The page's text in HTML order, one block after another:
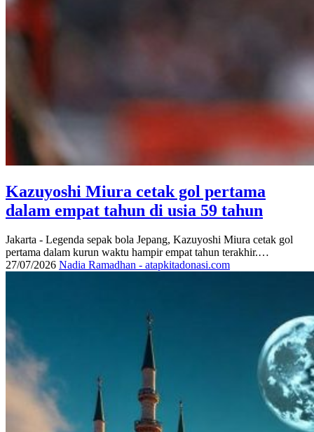
Kazuyoshi Miura cetak gol pertama
dalam empat tahun di usia 59 tahun
Jakarta - Legenda sepak bola Jepang, Kazuyoshi Miura cetak gol
pertama dalam kurun waktu hampir empat tahun terakhir.…
27/07/2026 Nadia Ramadhan - atapkitadonasi.com